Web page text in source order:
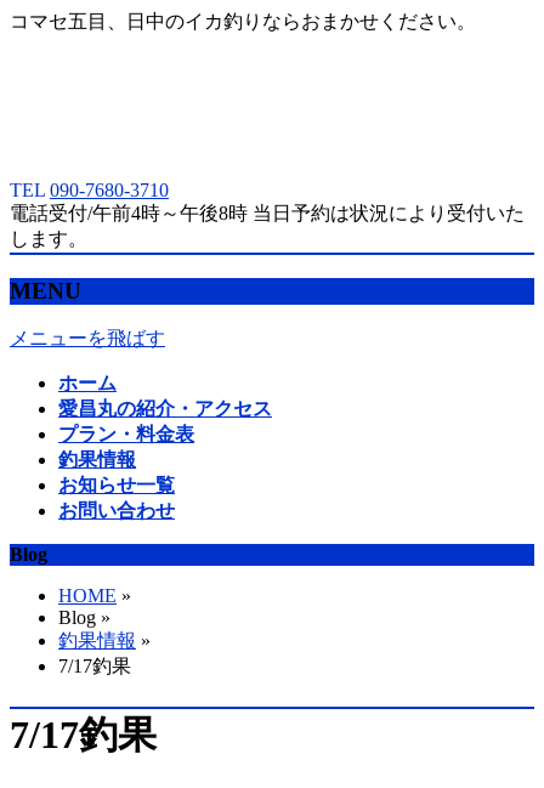
コマセ五目、日中のイカ釣りならおまかせください。
TEL 090-7680-3710
電話受付/午前4時～午後8時 当日予約は状況により受付いた
します。
MENU
メニューを飛ばす
ホーム
愛昌丸の紹介・アクセス
プラン・料金表
釣果情報
お知らせ一覧
お問い合わせ
Blog
HOME »
Blog »
釣果情報 »
7/17釣果
7/17釣果